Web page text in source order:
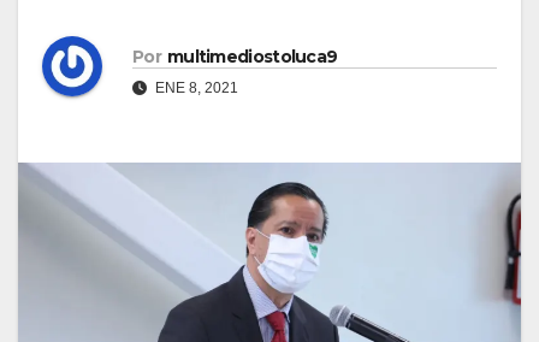
Por multimediostoluca9
ENE 8, 2021